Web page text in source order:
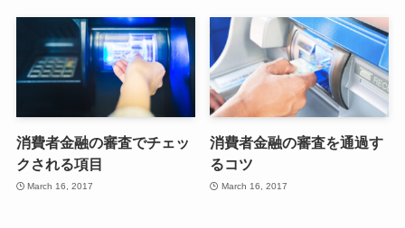
消費者金融の審査でチェッ
クされる項目
March 16, 2017
消費者金融の審査を通過す
るコツ
March 16, 2017